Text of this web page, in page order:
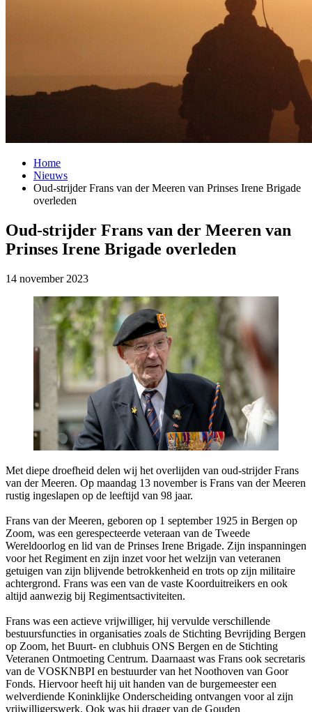
Home
Nieuws
Oud-strijder Frans van der Meeren van Prinses Irene Brigade
overleden
Oud-strijder Frans van der Meeren van
Prinses Irene Brigade overleden
14 november 2023
Met diepe droefheid delen wij het overlijden van oud-strijder Frans
van der Meeren. Op maandag 13 november is Frans van der Meeren
rustig ingeslapen op de leeftijd van 98 jaar.
Frans van der Meeren, geboren op 1 september 1925 in Bergen op
Zoom, was een gerespecteerde veteraan van de Tweede
Wereldoorlog en lid van de Prinses Irene Brigade. Zijn inspanningen
voor het Regiment en zijn inzet voor het welzijn van veteranen
getuigen van zijn blijvende betrokkenheid en trots op zijn militaire
achtergrond. Frans was een van de vaste Koorduitreikers en ook
altijd aanwezig bij Regimentsactiviteiten.
Frans was een actieve vrijwilliger, hij vervulde verschillende
bestuursfuncties in organisaties zoals de Stichting Bevrijding Bergen
op Zoom, het Buurt- en clubhuis ONS Bergen en de Stichting
Veteranen Ontmoeting Centrum. Daarnaast was Frans ook secretaris
van de VOSKNBPI en bestuurder van het Noothoven van Goor
Fonds. Hiervoor heeft hij uit handen van de burgemeester een
welverdiende Koninklijke Onderscheiding ontvangen voor al zijn
vrijwilligerswerk. Ook was hij drager van de Gouden